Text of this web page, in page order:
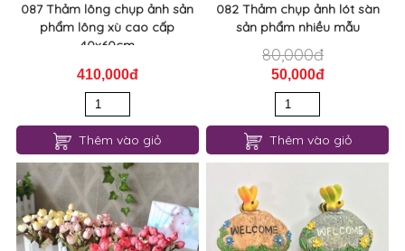
087 Thảm lông chụp ảnh sản
phẩm lông xù cao cấp
40x60cm
410,000đ
Thêm vào giỏ
082 Thảm chụp ảnh lót sàn
sản phẩm nhiều mẫu
80,000đ
50,000đ
Thêm vào giỏ